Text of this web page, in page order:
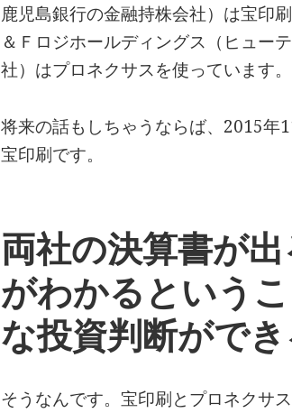
鹿児島銀行の金融持株会社）は宝印
＆Ｆロジホールディングス（ヒュー
社）はプロネクサスを使っています。
将来の話もしちゃうならば、2015年
宝印刷です。
両社の決算書が
がわかるという
な投資判断ができ
そうなんです。宝印刷とプロネクサ